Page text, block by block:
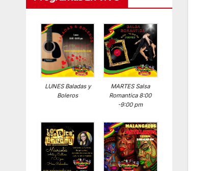
LUNES Baladas y
Boleros
MARTES Salsa
Romantica 8:00
-9:00 pm